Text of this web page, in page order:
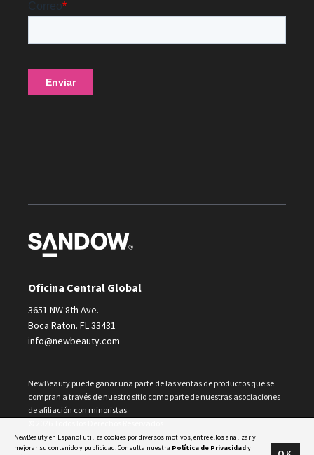
Oficina Central Global
3651 NW 8th Ave.
Boca Raton. FL 33431
info@newbeauty.com
NewBeauty puede ganar una parte de las ventas de productos que se
compran a través de nuestro sitio como parte de nuestras asociaciones
de afiliación con minoristas.
NewBeauty en Español utiliza cookies por diversos motivos, entre ellos analizar y
mejorar su contenido y publicidad. Consulta nuestra Política de Privacidady